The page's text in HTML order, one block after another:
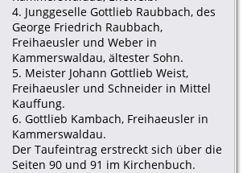
4. Junggeselle Gottlieb Raubbach, des
George Friedrich Raubbach,
Freihaeusler und Weber in
Kammerswaldau, ältester Sohn.
5. Meister Johann Gottlieb Weist,
Freihaeusler und Schneider in Mittel
Kauffung.
6. Gottlieb Kambach, Freihaeusler in
Kammerswaldau.
Der Taufeintrag erstreckt sich über die
Seiten 90 und 91 im Kirchenbuch.